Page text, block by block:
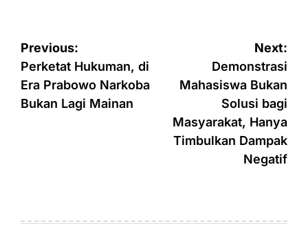
Post
navigation
Previous:
Perketat Hukuman, di
Era Prabowo Narkoba
Bukan Lagi Mainan
Next:
Demonstrasi
Mahasiswa Bukan
Solusi bagi
Masyarakat, Hanya
Timbulkan Dampak
Negatif